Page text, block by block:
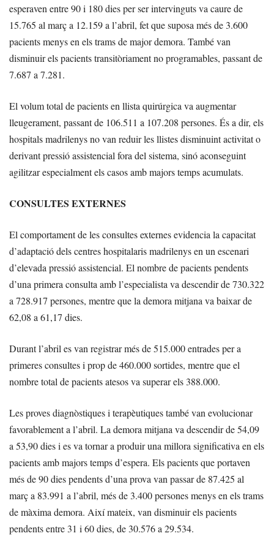
esperaven entre 90 i 180 dies per ser intervinguts va caure de
15.765 al març a 12.159 a l’abril, fet que suposa més de 3.600
pacients menys en els trams de major demora. També van
disminuir els pacients transitòriament no programables, passant de
7.687 a 7.281.
El volum total de pacients en llista quirúrgica va augmentar
lleugerament, passant de 106.511 a 107.208 persones. És a dir, els
hospitals madrilenys no van reduir les llistes disminuint activitat o
derivant pressió assistencial fora del sistema, sinó aconseguint
agilitzar especialment els casos amb majors temps acumulats.
CONSULTES EXTERNES
El comportament de les consultes externes evidencia la capacitat
d’adaptació dels centres hospitalaris madrilenys en un escenari
d’elevada pressió assistencial. El nombre de pacients pendents
d’una primera consulta amb l’especialista va descendir de 730.322
a 728.917 persones, mentre que la demora mitjana va baixar de
62,08 a 61,17 dies.
Durant l’abril es van registrar més de 515.000 entrades per a
primeres consultes i prop de 460.000 sortides, mentre que el
nombre total de pacients atesos va superar els 388.000.
Les proves diagnòstiques i terapèutiques també van evolucionar
favorablement a l’abril. La demora mitjana va descendir de 54,09
a 53,90 dies i es va tornar a produir una millora significativa en els
pacients amb majors temps d’espera. Els pacients que portaven
més de 90 dies pendents d’una prova van passar de 87.425 al
març a 83.991 a l’abril, més de 3.400 persones menys en els trams
de màxima demora. Així mateix, van disminuir els pacients
pendents entre 31 i 60 dies, de 30.576 a 29.534.